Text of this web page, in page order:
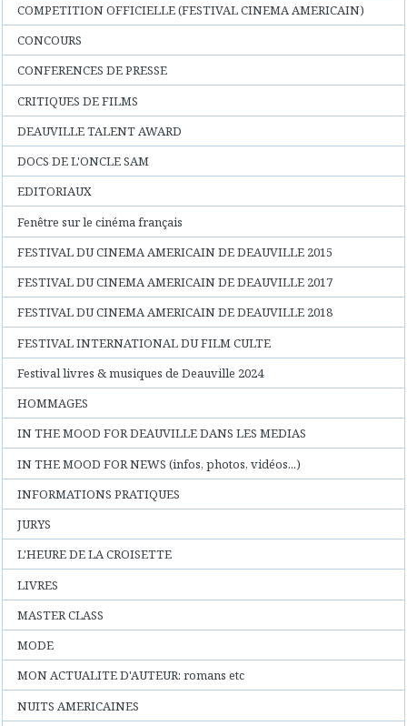
COMPETITION OFFICIELLE (FESTIVAL CINEMA AMERICAIN)
CONCOURS
CONFERENCES DE PRESSE
CRITIQUES DE FILMS
DEAUVILLE TALENT AWARD
DOCS DE L'ONCLE SAM
EDITORIAUX
Fenêtre sur le cinéma français
FESTIVAL DU CINEMA AMERICAIN DE DEAUVILLE 2015
FESTIVAL DU CINEMA AMERICAIN DE DEAUVILLE 2017
FESTIVAL DU CINEMA AMERICAIN DE DEAUVILLE 2018
FESTIVAL INTERNATIONAL DU FILM CULTE
Festival livres & musiques de Deauville 2024
HOMMAGES
IN THE MOOD FOR DEAUVILLE DANS LES MEDIAS
IN THE MOOD FOR NEWS (infos, photos, vidéos...)
INFORMATIONS PRATIQUES
JURYS
L'HEURE DE LA CROISETTE
LIVRES
MASTER CLASS
MODE
MON ACTUALITE D'AUTEUR: romans etc
NUITS AMERICAINES